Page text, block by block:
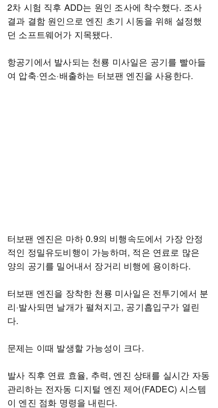
2차 시험 직후 ADD는 원인 조사에 착수했다. 조사
결과 결함 원인으로 엔진 초기 시동을 위해 설정했
던 소프트웨어가 지목됐다.
항공기에서 발사되는 천룡 미사일은 공기를 빨아들
여 압축·연소·배출하는 터보팬 엔진을 사용한다.
터보팬 엔진은 마하 0.9의 비행속도에서 가장 안정
적인 정밀유도비행이 가능하며, 적은 연료로 많은
양의 공기를 밀어내서 장거리 비행에 용이하다.
터보팬 엔진을 장착한 천룡 미사일은 전투기에서 분
리·발사되면 날개가 펼쳐지고, 공기흡입구가 열린
다.
문제는 이때 발생할 가능성이 크다.
발사 직후 연료 효율, 추력, 엔진 상태를 실시간 자동
관리하는 전자동 디지털 엔진 제어(FADEC) 시스템
이 엔진 점화 명령을 내린다.